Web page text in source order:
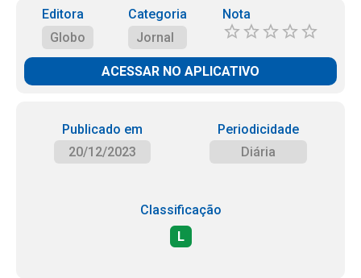
Editora
Globo
Categoria
Jornal
Nota
ACESSAR NO APLICATIVO
Publicado em
20/12/2023
Periodicidade
Diária
Classificação
L